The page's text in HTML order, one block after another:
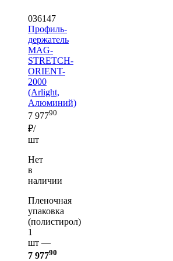
036147
Профиль-
держатель
MAG-
STRETCH-
ORIENT-
2000
(Arlight,
Алюминий)
7 97790
₽/
шт
Нет
в
наличии
Пленочная
упаковка
(полистирол)
1
шт —
7 97790